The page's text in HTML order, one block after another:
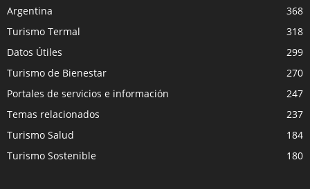
Argentina
368
Turismo Termal
318
Datos Útiles
299
Turismo de Bienestar
270
Portales de servicios e información
247
Temas relacionados
237
Turismo Salud
184
Turismo Sostenible
180